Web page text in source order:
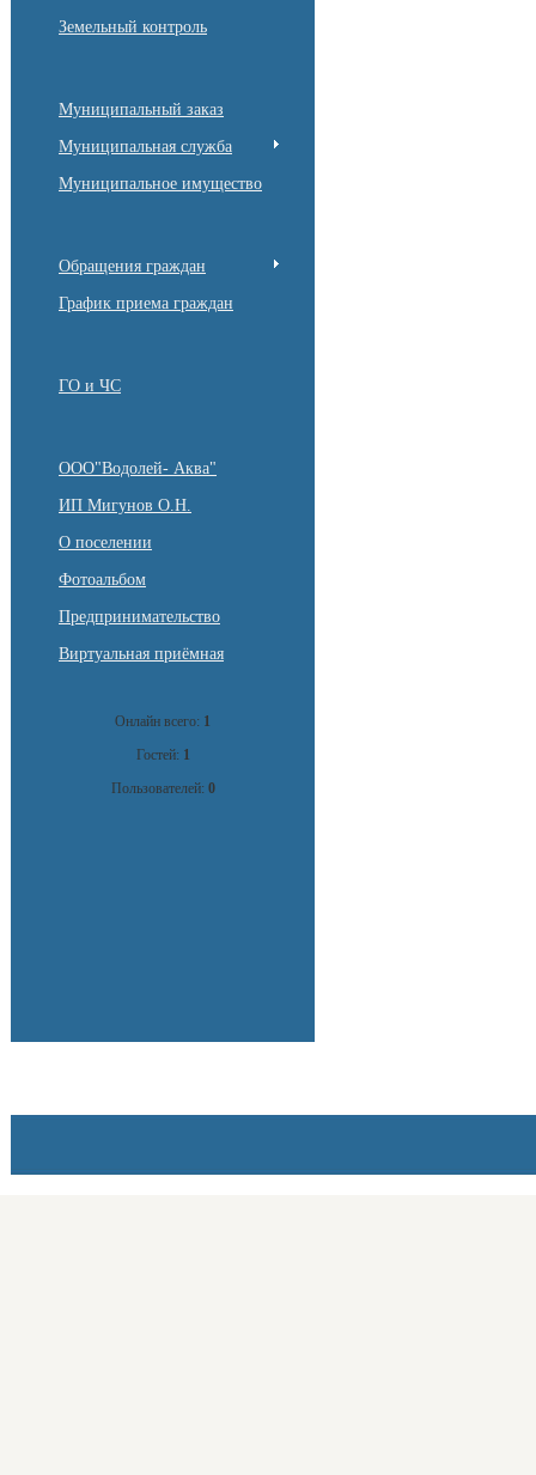
Земельный контроль
Муниципальный заказ
Муниципальная служба
Муниципальное имущество
Обращения граждан
График приема граждан
ГО и ЧС
ООО"Водолей- Аква"
ИП Мигунов О.Н.
О поселении
Фотоальбом
Предпринимательство
Виртуальная приёмная
Онлайн всего: 1
Гостей: 1
Пользователей: 0